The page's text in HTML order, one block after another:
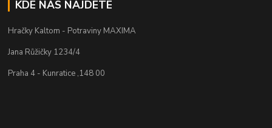
KDE NÁS NAJDETE
Hračky Kaltom - Potraviny MAXIMA
Jana Růžičky 1234/4
Praha 4 - Kunratice ,148 00